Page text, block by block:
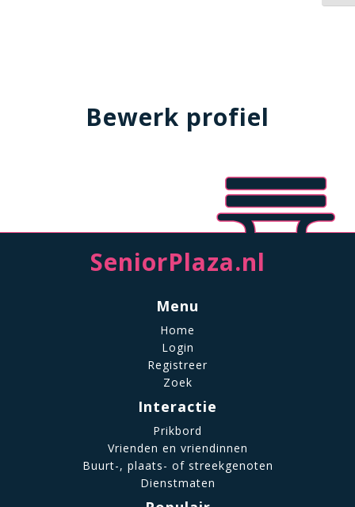
Bewerk profiel
SeniorPlaza.nl
Menu
Home
Login
Registreer
Zoek
Interactie
Prikbord
Vrienden en vriendinnen
Buurt-, plaats- of streekgenoten
Dienstmaten